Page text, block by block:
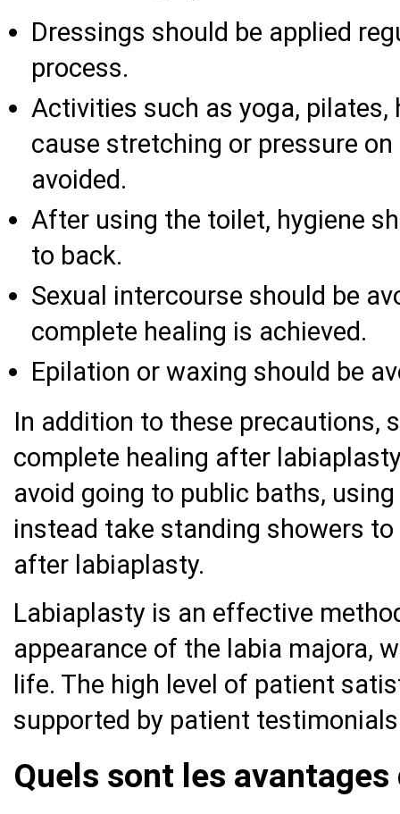
Dressings should be applied
process.
Activities such as yoga,
cause stretching or pressure
avoided.
After using the toilet, hygiene
to back.
Sexual intercourse should be
complete healing is achieved.
Epilation or waxing should be
In addition to these precautions,
complete healing after
avoid going to public baths,
instead take standing showers
after labiaplasty.
Labiaplasty is an effective
appearance of the labia majora,
life. The high level of patient
supported by patient
Quels sont les